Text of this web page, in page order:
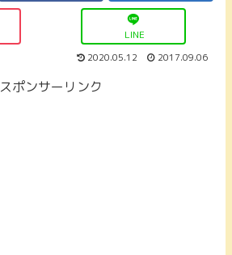
LINE
2020.05.12 2017.09.06
スポンサーリンク